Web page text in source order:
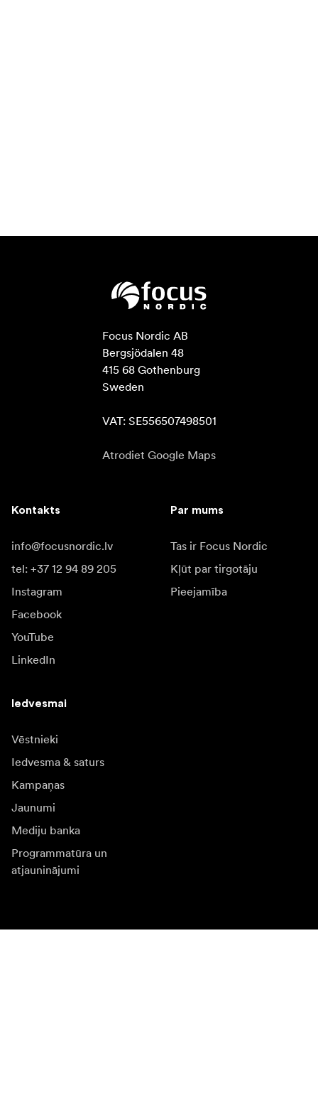
Focus Nordic AB
Bergsjödalen 48
415 68 Gothenburg
Sweden
VAT: SE556507498501
Atrodiet Google Maps
Kontakts
info@focusnordic.lv
tel: +37 12 94 89 205
Instagram
Facebook
YouTube
LinkedIn
Par mums
Tas ir Focus Nordic
Kļūt par tirgotāju
Pieejamība
Iedvesmai
Vēstnieki
Iedvesma & saturs
Kampaņas
Jaunumi
Mediju banka
Programmatūra un
atjauninājumi